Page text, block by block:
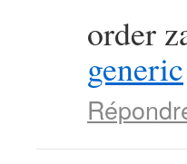
order
generic